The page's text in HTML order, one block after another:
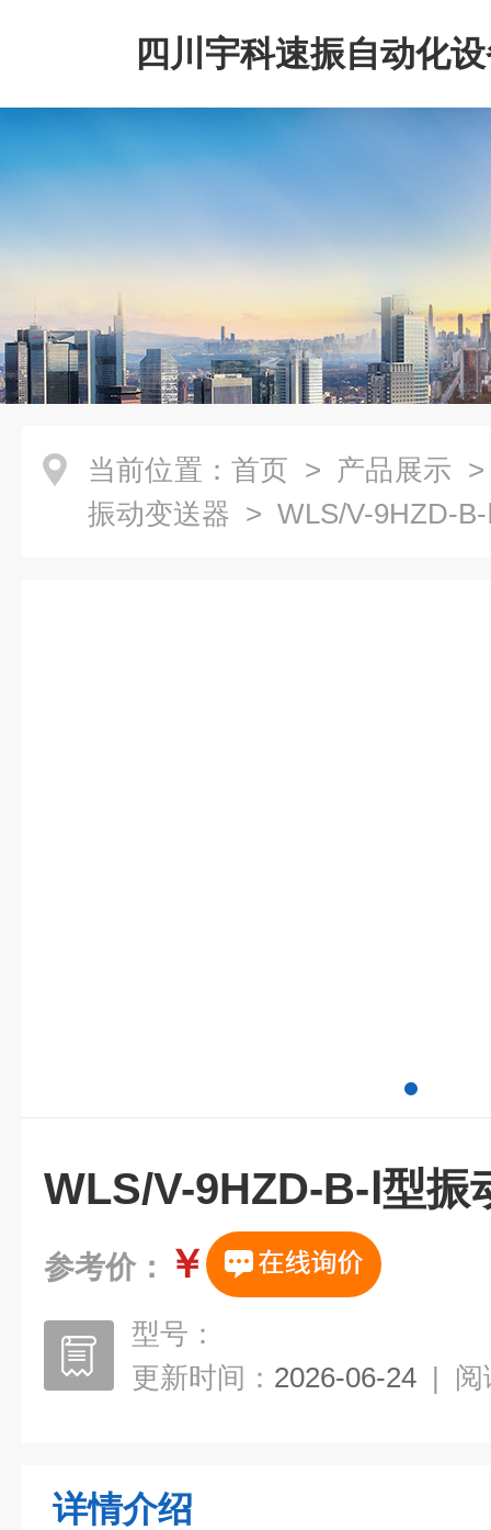
四川宇科速振自动化
公司
当前位置： 首页 > 产品展示
振动变送器 > WLS/V-9HZD-B-
WLS/V-9HZD-B-Ⅰ型振
参考价： ￥
型号：
更新时间： 2026-06-24 | 阅
详情介绍